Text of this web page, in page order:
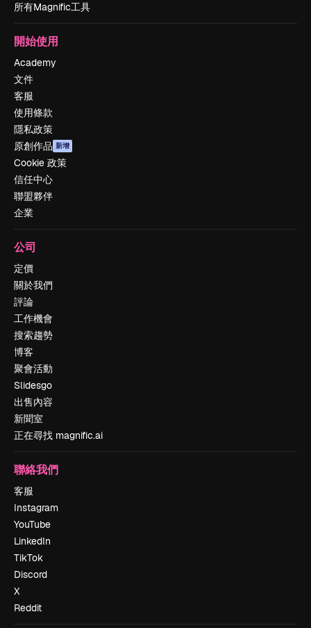
所有Magnific工具
開始使用
Academy
文件
客服
使用條款
隱私政策
原創作品 新增
Cookie 政策
信任中心
聯盟夥伴
企業
公司
定價
關於我們
評論
工作機會
搜索趨勢
博客
聚會活動
Slidesgo
出售內容
新聞室
正在尋找 magnific.ai
聯絡我們
客服
Instagram
YouTube
LinkedIn
TikTok
Discord
X
Reddit